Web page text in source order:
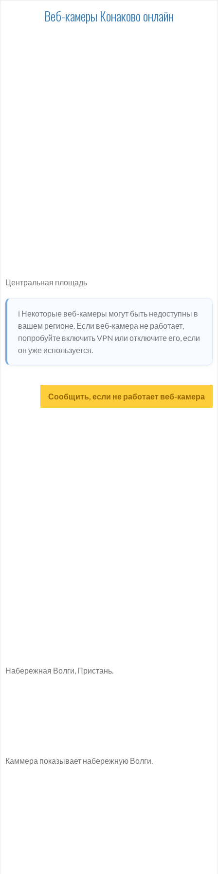
Веб-камеры Конаково онлайн
Центральная площадь
ℹ️ Некоторые веб-камеры могут быть недоступны в
вашем регионе. Если веб-камера не работает,
попробуйте включить VPN или отключите его, если
он уже используется.
Сообщить, если не работает веб-камера
Набережная Волги, Пристань.
Каммера показывает набережную Волги.